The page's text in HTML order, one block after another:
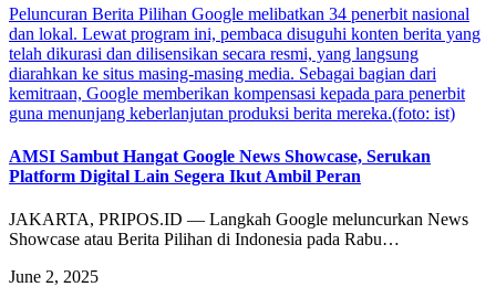
Peluncuran Berita Pilihan Google melibatkan 34 penerbit nasional
dan lokal. Lewat program ini, pembaca disuguhi konten berita yang
telah dikurasi dan dilisensikan secara resmi, yang langsung
diarahkan ke situs masing-masing media. Sebagai bagian dari
kemitraan, Google memberikan kompensasi kepada para penerbit
guna menunjang keberlanjutan produksi berita mereka.(foto: ist)
AMSI Sambut Hangat Google News Showcase, Serukan
Platform Digital Lain Segera Ikut Ambil Peran
JAKARTA, PRIPOS.ID — Langkah Google meluncurkan News
Showcase atau Berita Pilihan di Indonesia pada Rabu…
June 2, 2025